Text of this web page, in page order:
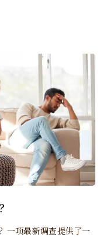
一项最新调查提供了一